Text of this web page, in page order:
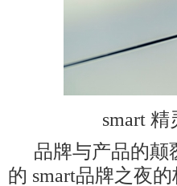
smart
品牌与产品的颠
的 smart品牌之夜